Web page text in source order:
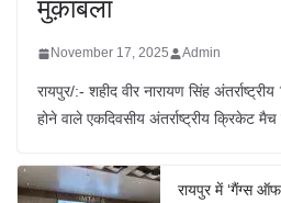
मुक़ाबला
November 17, 2025 Admin
रायपुर/:- शहीद वीर नारायण सिंह
होने वाले एकदिवसीय अंतर्राष्ट्रीय क्रिकेट
रायपुर में ‘गैंग्स ऑफ